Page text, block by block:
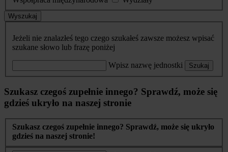
Wyszukaj
Jeżeli nie znalazłeś tego czego szukałeś zawsze możesz wpisać
szukane słowo lub frazę poniżej
Wpisz nazwę jednostki Szukaj
Szukasz czegoś zupełnie innego? Sprawdź, może się
gdzieś ukryło na naszej stronie
Szukasz czegoś zupełnie innego? Sprawdź, może się ukryło
gdzieś na naszej stronie!